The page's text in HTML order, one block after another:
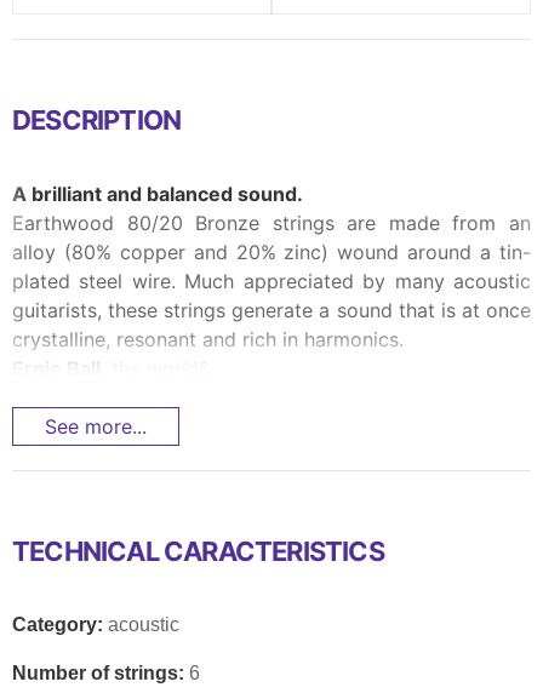
DESCRIPTION
A brilliant and balanced sound.
Earthwood 80/20 Bronze strings are made from an
alloy (80% copper and 20% zinc) wound around a tin-
plated steel wire. Much appreciated by many acoustic
guitarists, these strings generate a sound that is at once
crystalline, resonant and rich in harmonics.
Ernie Ball
See more...
TECHNICAL CARACTERISTICS
Category: acoustic
Number of strings: 6